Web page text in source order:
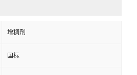
增稠剂
国标